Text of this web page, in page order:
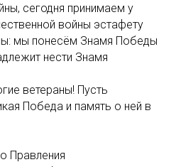
сегодня принимаем у
войны эстафету
мы понесём Знамя Победы
нести Знамя
ветераны! Пусть
Победа и память о ней в
Правления